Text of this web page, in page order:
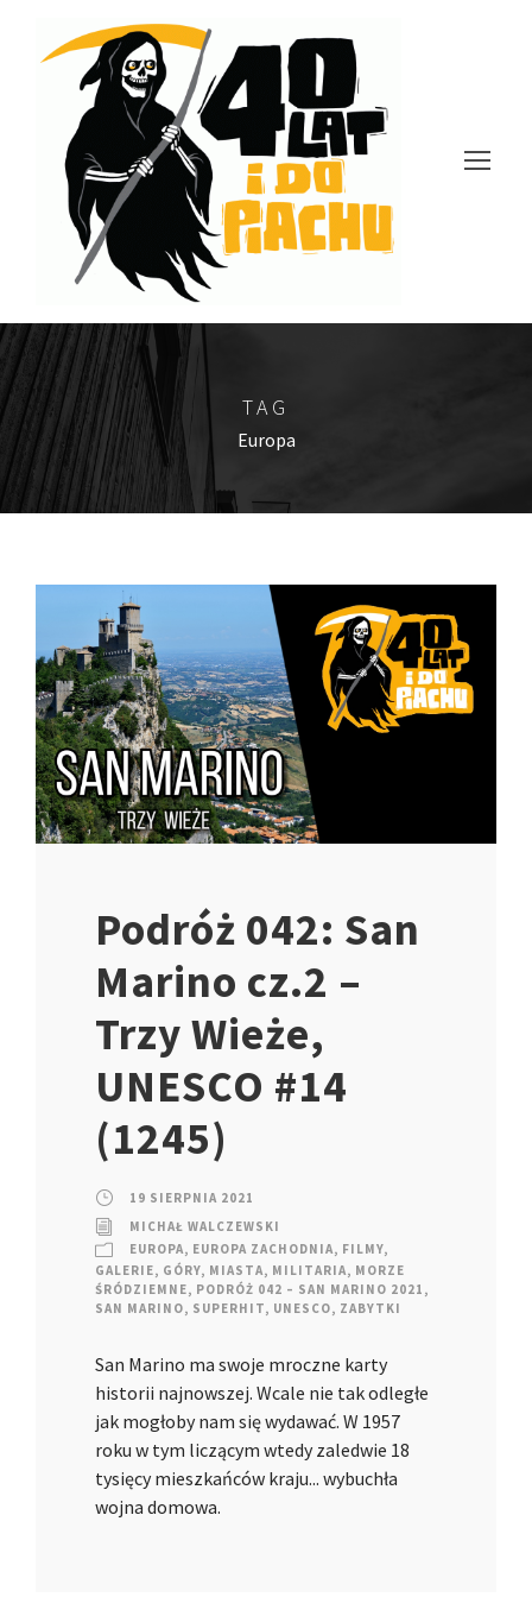
TAG
Europa
Podróż 042: San
Marino cz.2 –
Trzy Wieże,
UNESCO #14
(1245)
19 SIERPNIA 2021
MICHAŁ WALCZEWSKI
EUROPA, EUROPA ZACHODNIA, FILMY,
GALERIE, GÓRY, MIASTA, MILITARIA, MORZE
ŚRÓDZIEMNE, PODRÓŻ 042 – SAN MARINO 2021 ,
SAN MARINO, SUPERHIT, UNESCO, ZABYTKI
San Marino ma swoje mroczne karty
historii najnowszej. Wcale nie tak odległe
jak mogłoby nam się wydawać. W 1957
roku w tym liczącym wtedy zaledwie 18
tysięcy mieszkańców kraju... wybuchła
wojna domowa.